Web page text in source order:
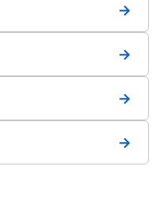
→
→
→
→